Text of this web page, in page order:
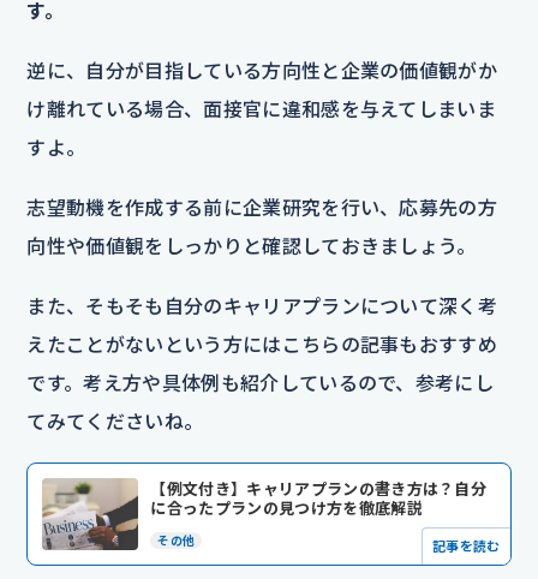
す。
逆に、自分が目指している方向性と企業の価値観がか
け離れている場合、面接官に違和感を与えてしまいま
すよ。
志望動機を作成する前に企業研究を行い、応募先の方
向性や価値観をしっかりと確認しておきましょう。
また、そもそも自分のキャリアプランについて深く考
えたことがないという方にはこちらの記事もおすすめ
です。考え方や具体例も紹介しているので、参考にし
てみてくださいね。
【例文付き】キャリアプランの書き方は？自分
に合ったプランの見つけ方を徹底解説
その他 記事を読む